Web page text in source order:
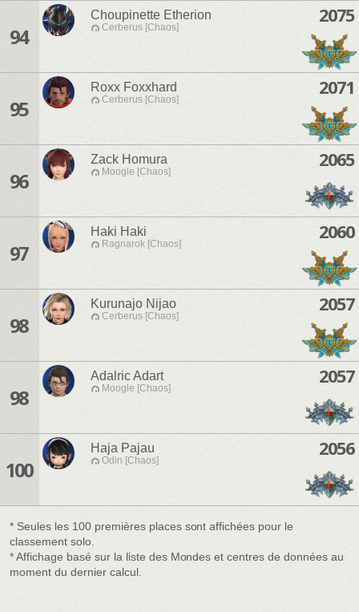
94
Choupinette Etherion
Cerberus [Chaos]
2075
95
Roxx Foxxhard
Cerberus [Chaos]
2071
96
Zack Homura
Moogle [Chaos]
2065
97
Haki Haki
Ragnarok [Chaos]
2060
98
Kurunajo Nijao
Cerberus [Chaos]
2057
98
Adalric Adart
Moogle [Chaos]
2057
100
Haja Pajau
Odin [Chaos]
2056
* Seules les 100 premières places sont affichées pour le
classement solo.
* Affichage basé sur la liste des Mondes et centres de données au
moment du dernier calcul.